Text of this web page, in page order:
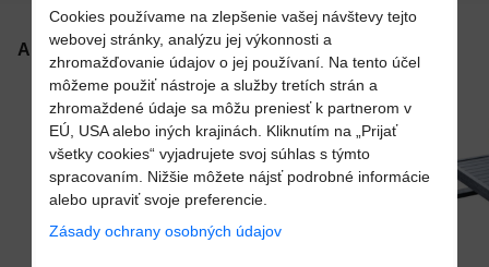
0 x
VÁŠ E-MAIL
VAŠA OTÁZKA K PRODUKTU
Alternatívne produkty
Pridať k Obľúbeným
AKCIA SKLADOM
10%
Cookies používame na zlepšenie vašej návštevy tejto
webovej stránky, analýzu jej výkonnosti a
zhromažďovanie údajov o jej používaní. Na tento účel
môžeme použiť nástroje a služby tretích strán a
zhromaždené údaje sa môžu preniesť k partnerom v
EÚ, USA alebo iných krajinách. Kliknutím na „Prijať
všetky cookies“ vyjadrujete svoj súhlas s týmto
spracovaním. Nižšie môžete nájsť podrobné informácie
alebo upraviť svoje preferencie.
Zásady ochrany osobných údajov